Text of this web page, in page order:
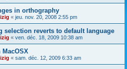
in orthography
« jeu. nov. 20, 2008 2:55 pm
selection reverts to default language
« ven. déc. 18, 2009 10:38 am
MacOSX
« sam. déc. 12, 2009 6:33 am